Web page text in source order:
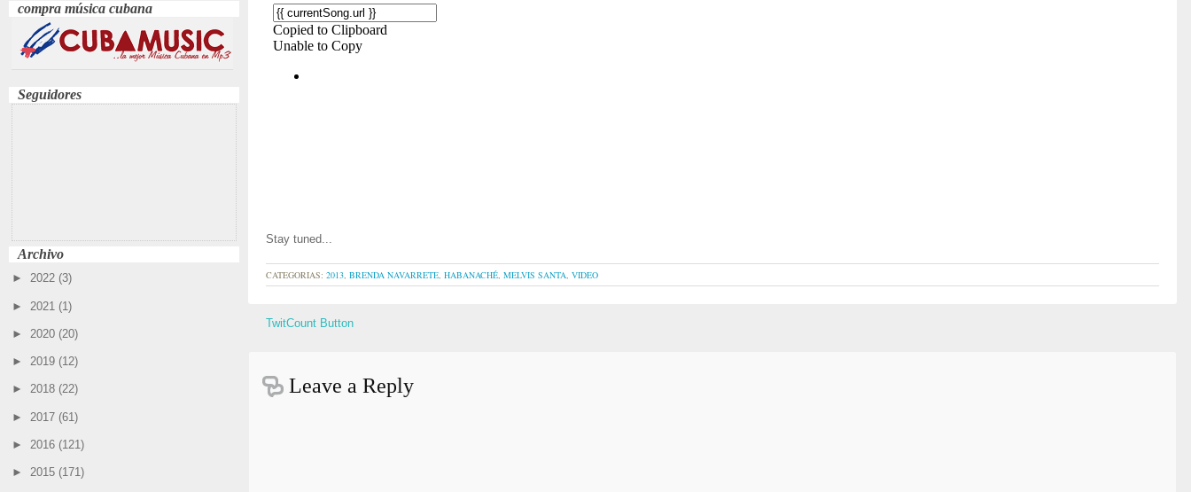
compra música cubana
Seguidores
Archivo
► 2022 (3)
► 2021 (1)
► 2020 (20)
► 2019 (12)
► 2018 (22)
► 2017 (61)
► 2016 (121)
► 2015 (171)
Stay tuned...
CATEGORIAS: 2013, BRENDA NAVARRETE, HABANACHÉ, MELVIS SANTA, VIDEO
TwitCount Button
Leave a Reply